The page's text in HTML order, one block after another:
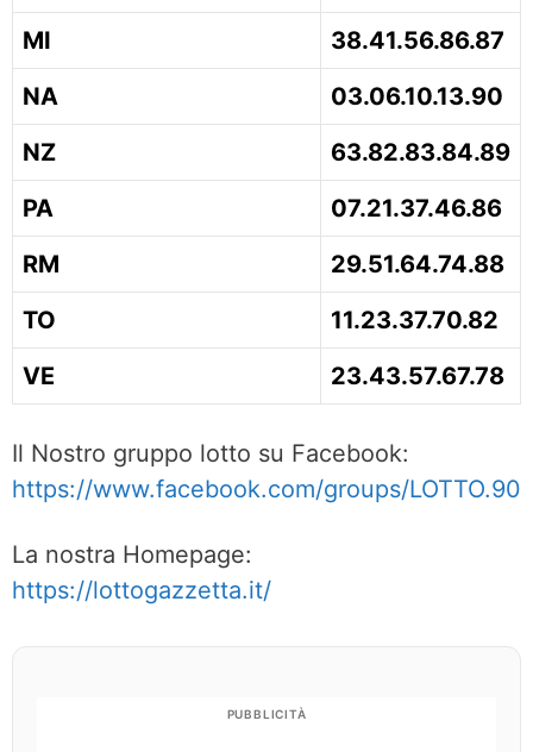
MI
38.41.56.86.87
NA
03.06.10.13.90
NZ
63.82.83.84.89
PA
07.21.37.46.86
RM
29.51.64.74.88
TO
11.23.37.70.82
VE
23.43.57.67.78
Il Nostro gruppo lotto su Facebook:
https://www.facebook.com/groups/LOTTO.90
La nostra Homepage:
https://lottogazzetta.it/
PUBBLICITÀ